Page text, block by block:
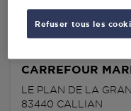
CARREFOUR
LE PLAN DE LA
83440 CALLIAN
Refuser tous les